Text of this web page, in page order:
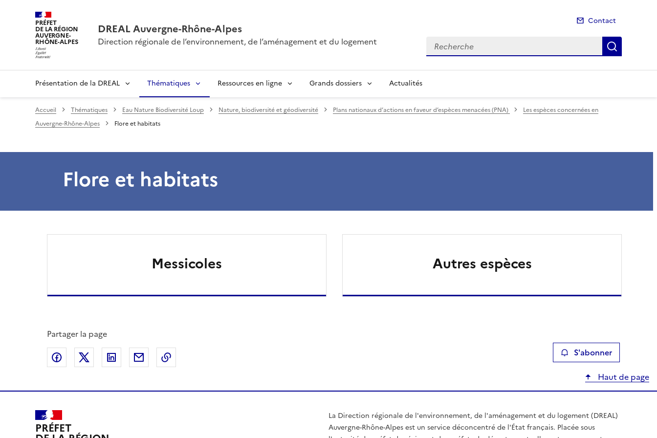
PRÉFET
DE LA RÉGION
AUVERGNE-
RHÔNE-ALPES
DREAL Auvergne-Rhône-Alpes
Direction régionale de l’environnement, de l’aménagement et du logement
Contact
Recherche
Présentation de la DREAL Thématiques Ressources en ligne Grands dossiers Actualités
Accueil Thématiques Eau Nature Biodiversité Loup Nature, biodiversité et géodiversité Plans nationaux d’actions en faveur d’espèces menacées (PNA)
Les espèces concernées en
Auvergne-Rhône-Alpes
Flore et habitats
Flore et habitats
Messicoles Autres espèces
Partager la page
Partager sur Facebook
Partager sur XPartager sur LinkedIn
Partager par email S'abonner
Haut de page
PRÉFET
La Direction régionale de l'environnement, de l'aménagement et du logement (DREAL)
Auvergne-Rhône-Alpes est un service déconcentré de l'État français. Placée sous